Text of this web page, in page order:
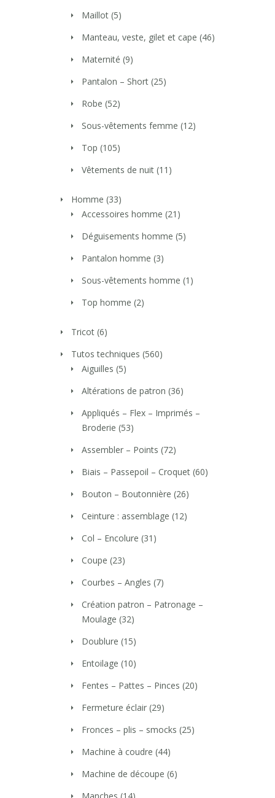
Maillot (5)
Manteau, veste, gilet et cape (46)
Maternité (9)
Pantalon – Short (25)
Robe (52)
Sous-vêtements femme (12)
Top (105)
Vêtements de nuit (11)
Homme (33)
Accessoires homme (21)
Déguisements homme (5)
Pantalon homme (3)
Sous-vêtements homme (1)
Top homme (2)
Tricot (6)
Tutos techniques (560)
Aiguilles (5)
Altérations de patron (36)
Appliqués – Flex – Imprimés –
Broderie (53)
Assembler – Points (72)
Biais – Passepoil – Croquet (60)
Bouton – Boutonnière (26)
Ceinture : assemblage (12)
Col – Encolure (31)
Coupe (23)
Courbes – Angles (7)
Création patron – Patronage –
Moulage (32)
Doublure (15)
Entoilage (10)
Fentes – Pattes – Pinces (20)
Fermeture éclair (29)
Fronces – plis – smocks (25)
Machine à coudre (44)
Machine de découpe (6)